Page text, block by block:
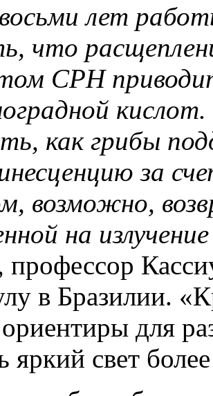
лет
что
CPH
как грибы
за
возможно,
на
профессор
в Бразилии.
для
яркий свет